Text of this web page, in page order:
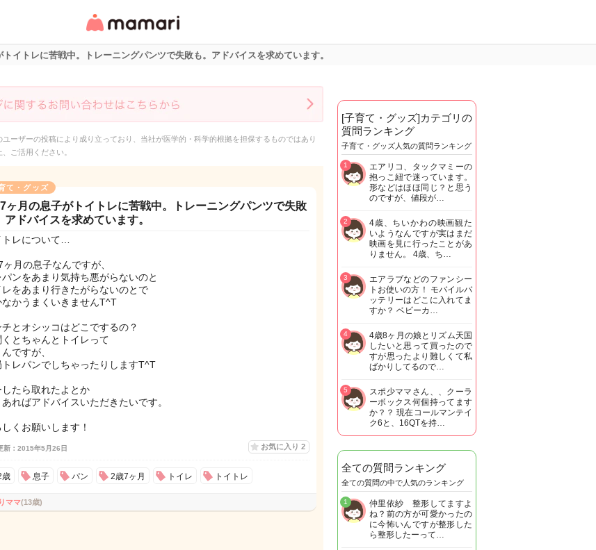
リ・情報サイト
イトレに苦戦中。トレーニングパンツで失敗も。アドバイスを求めています。
ーザーの投稿により成り立っており、当社が医学的・科学的根拠を担保するものではあり
ご活用ください。
て・グッズ
ヶ月の息子がトイトレに苦戦中。トレーニングパンツで失敗
アドバイスを求めています。
トレについて…
ヶ月の息子なんですが、
パンをあまり気持ち悪がらないのと
レをあまり行きたがらないのとで
なかうまくいきませんT^T
チとオシッコはどこでするの？
くとちゃんとトイレって
ですが、
トレパンでしちゃったりしますT^T
したら取れたよとか
ればアドバイスいただきたいです。
しくお願いします！
新：2015年5月26日 お気に入り 2
歳 息子 パン 2歳7ヶ月 トイレ トイトレ
ママ(13歳)
[子育て・グッズ]カテゴリの
質問ランキング
子育て・グッズ人気の質問ランキング
エアリコ、タックマミーの
抱っこ紐で迷っています。
形などはほほ同じ？と思う
のですが、値段が…
1
4歳、ちいかわの映画観た
いようなんですが実はまだ
映画を見に行ったことがあ
りません。 4歳、ち…
2
エアラブなどのファンシー
トお使いの方！ モバイルバ
ッテリーはどこに入れてま
すか？ ベビーカ…
3
4歳8ヶ月の娘とリズム天国
したいと思って買ったので
すが思ったより難しくて私
ばかりしてるので…
4
スポ少ママさん、、クーラ
ーボックス何個持ってます
か？？ 現在コールマンテイ
ク6と、16QTを持…
5
全ての質問ランキング
全ての質問の中で人気のランキング
仲里依紗 整形してますよ
ね？前の方が可愛かったの
に今怖いんですが整形した
ら整形したーって…
1